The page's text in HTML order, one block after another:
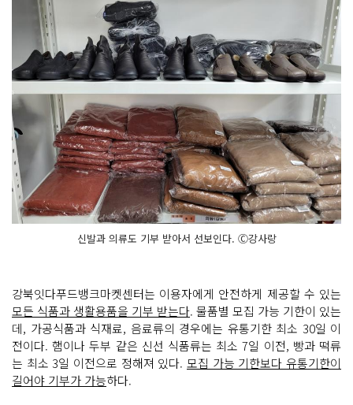
신발과 의류도 기부 받아서 선보인다. Ⓒ강사랑
강북잇다푸드뱅크마켓센터는 이용자에게 안전하게 제공할 수 있는
모든 식품과 생활용품을 기부 받는다. 물품별 모집 가능 기한이 있는
데, 가공식품과 식재료, 음료류의 경우에는 유통기한 최소 30일 이
전이다. 햄이나 두부 같은 신선 식품류는 최소 7일 이전, 빵과 떡류
는 최소 3일 이전으로 정해져 있다. 모집 가능 기한보다 유통기한이
길어야 기부가 가능하다.